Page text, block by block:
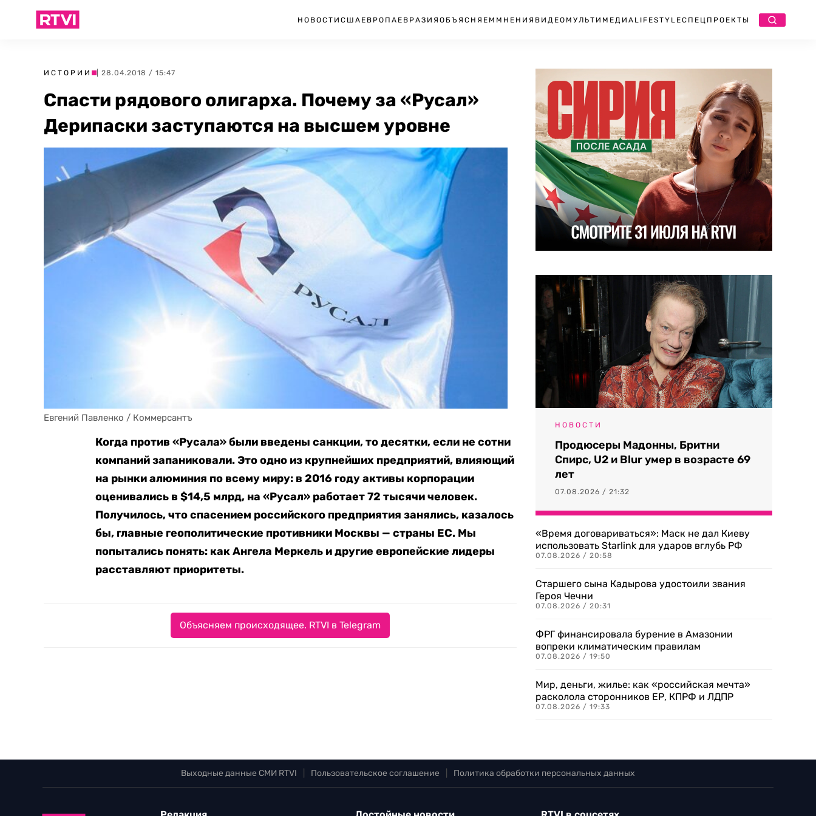
НОВОСТИ США ЕВРОПА ЕВРАЗИЯ ОБЪЯСНЯЕМ МНЕНИЯ ВИДЕО МУЛЬТИМЕДИА LIFESTYLEСПЕЦПРОЕКТЫ
ИСТОРИИ | 28.04.2018 / 15:47
Спасти рядового олигарха. Почему за «Русал»
Дерипаски заступаются на высшем уровне
Евгений Павленко / Коммерсантъ
Когда против «Русала» были введены санкции, то десятки, если не сотни
компаний запаниковали. Это одно из крупнейших предприятий, влияющий
на рынки алюминия по всему миру: в 2016 году активы корпорации
оценивались в $14,5 млрд, на «Русал» работает 72 тысячи человек.
Получилось, что спасением российского предприятия занялись, казалось
бы, главные геополитические противники Москвы — страны ЕС. Мы
попытались понять: как Ангела Меркель и другие европейские лидеры
расставляют приоритеты.
Объясняем происходящее. RTVI в Telegram
НОВОСТИ
Продюсеры Мадонны, Бритни
Спирс, U2 и Blur умер в возрасте 69
лет
07.08.2026 / 21:32
«Время договариваться»: Маск не дал Киеву
использовать Starlink для ударов вглубь РФ
07.08.2026 / 20:58
Старшего сына Кадырова удостоили звания
Героя Чечни
07.08.2026 / 20:31
ФРГ финансировала бурение в Амазонии
вопреки климатическим правилам
07.08.2026 / 19:50
Мир, деньги, жилье: как «российская мечта»
расколола сторонников ЕР, КПРФ и ЛДПР
07.08.2026 / 19:33
Выходные данные СМИ RTVI Пользовательское соглашение Политика обработки персональных данных